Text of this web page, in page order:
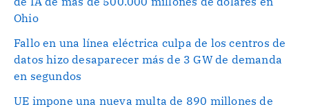
Ohio
Fallo en una línea eléctrica culpa de los centros de
datos hizo desaparecer más de 3 GW de demanda
en segundos
UE impone una nueva multa de 890 millones de